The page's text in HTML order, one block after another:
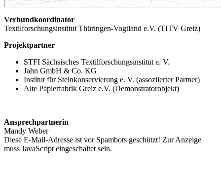
Verbundkoordinator
Textilforschungsinstitut Thüringen-Vogtland e.V. (TITV Greiz)
Projektpartner
STFI Sächsisches Textilforschungsinstitut e. V.
Jahn GmbH & Co. KG
Institut für Steinkonservierung e. V. (assoziierter Partner)
Alte Papierfabrik Greiz e.V. (Demonstratorobjekt)
Ansprechpartnerin
Mandy Weber
Diese E-Mail-Adresse ist vor Spambots geschützt! Zur Anzeige
muss JavaScript eingeschaltet sein.